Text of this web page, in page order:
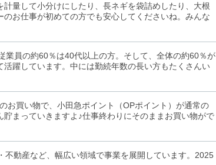
量して小分けにしたり、長ネギを袋詰めしたり、大根
お仕事が初めての方でも安心してくださいね。みんな
員の約60％は40代以上の方。そして、全体の約60％が
躍しています。中には勤続年数の長い方もたくさんい
お買い物で、小田急ポイント（OPポイント）が通常の
まっていきますよ♪仕事終わりにそのままお買い物がで
動産など、幅広い領域で事業を展開しています。2025